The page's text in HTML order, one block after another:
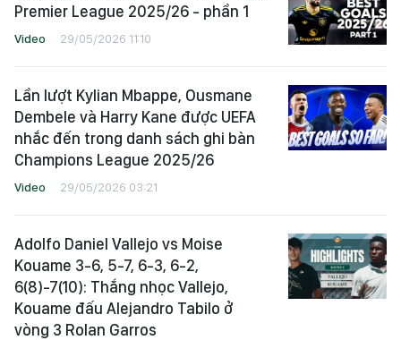
Premier League 2025/26 - phần 1
Video 29/05/2026 11:10
Lần lượt Kylian Mbappe, Ousmane
Dembele và Harry Kane được UEFA
nhắc đến trong danh sách ghi bàn
Champions League 2025/26
Video 29/05/2026 03:21
Adolfo Daniel Vallejo vs Moise
Kouame 3-6, 5-7, 6-3, 6-2,
6(8)-7(10): Thắng nhọc Vallejo,
Kouame đấu Alejandro Tabilo ở
vòng 3 Rolan Garros